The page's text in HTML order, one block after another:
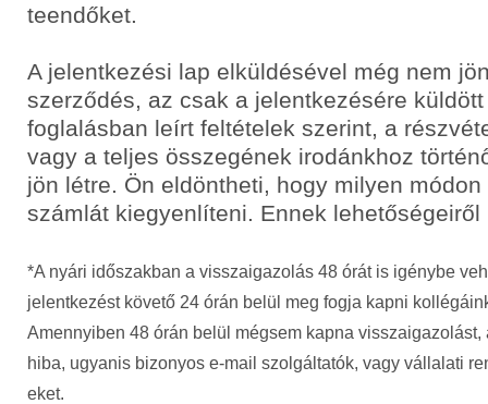
teendőket.
A jelentkezési lap elküldésével még nem
szerződés, az csak a jelentkezésére
foglalásban leírt feltételek szerint, a
vagy a teljes összegének irodánkhoz
jön létre. Ön eldöntheti, hogy milyen
számlát kiegyenlíteni. Ennek lehetőségeiről
*A nyári időszakban a visszaigazolás 48 órát is igénybe
jelentkezést követő 24 órán belül meg fogja kapni
Amennyiben 48 órán belül mégsem kapna
hiba, ugyanis bizonyos e-mail szolgáltatók, vagy vállalati
eket.